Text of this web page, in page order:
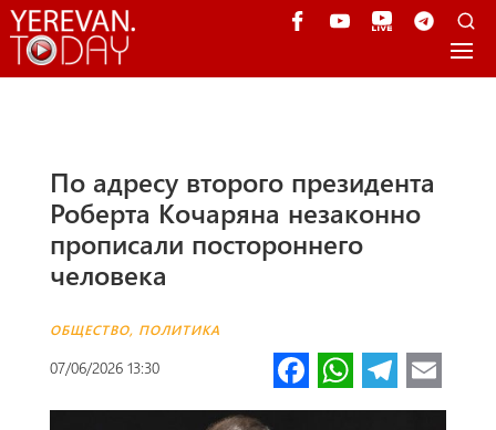
По адресу второго президента
Роберта Кочаряна незаконно
прописали постороннего
человека
ОБЩЕСТВО, ПОЛИТИКА
07/06/2026 13:30 Fa
ce
W
h
Te
le m